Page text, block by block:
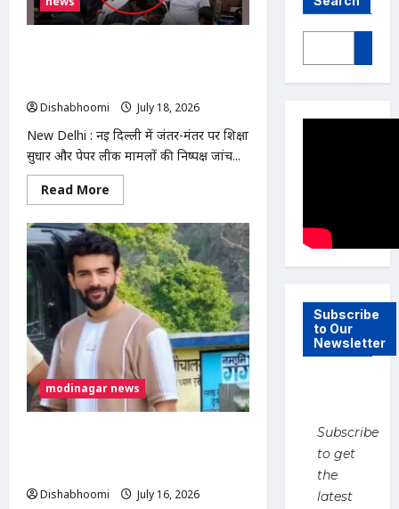
Dishabhoomi
July 18, 2026
New Delhi : नई दिल्ली में जंतर-मंतर पर शिक्षा
सुधार और पेपर लीक मामलों की निष्पक्ष जांच...
Read More
more
New
Delhi
:
जंतर-
मंतर
से
अस्पताल
ले
जाए
सोनम
वांगचुक,
भूख
हड़ताल
जारी;
पत्नी
modinagar news
Dishabhoomi
July 16, 2026
Subscribe
to Our
Newsletter
Subscribe
to get
the
latest